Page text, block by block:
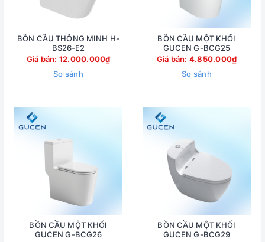
BỒN CẦU THÔNG MINH H-
BS26-E2
Giá bán: 12.000.000₫
So sánh
BỒN CẦU MỘT KHỐI
GUCEN G-BCG25
Giá bán: 4.850.000₫
So sánh
BỒN CẦU MỘT KHỐI
GUCEN G-BCG26
BỒN CẦU MỘT KHỐI
GUCEN G-BCG29